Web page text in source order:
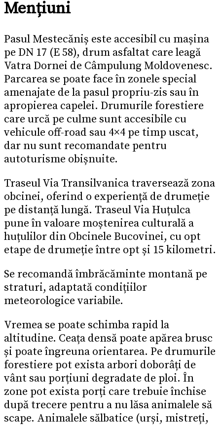
Mențiuni
Pasul Mestecăniș este accesibil cu mașina
pe DN 17 (E 58), drum asfaltat care leagă
Vatra Dornei de Câmpulung Moldovenesc.
Parcarea se poate face în zonele special
amenajate de la pasul propriu-zis sau în
apropierea capelei. Drumurile forestiere
care urcă pe culme sunt accesibile cu
vehicule off-road sau 4×4 pe timp uscat,
dar nu sunt recomandate pentru
autoturisme obișnuite.
Traseul Via Transilvanica traversează zona
obcinei, oferind o experiență de drumeție
pe distanță lungă. Traseul Via Huțulca
pune în valoare moștenirea culturală a
huțulilor din Obcinele Bucovinei, cu opt
etape de drumeție între opt și 15 kilometri.
Se recomandă îmbrăcăminte montană pe
straturi, adaptată condițiilor
meteorologice variabile.
Vremea se poate schimba rapid la
altitudine. Ceața densă poate apărea brusc
și poate îngreuna orientarea. Pe drumurile
forestiere pot exista arbori doborâți de
vânt sau porțiuni degradate de ploi. În
zone pot exista porți care trebuie închise
după trecere pentru a nu lăsa animalele să
scape. Animalele sălbatice (urși, mistreți,